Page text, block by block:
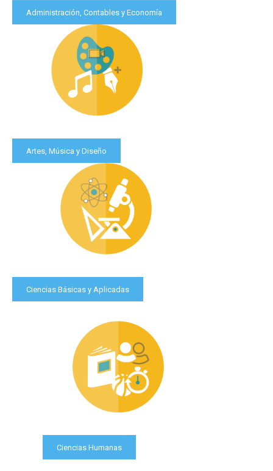
Administración, Contables y Economía
Artes, Música y Diseño
Ciencias Básicas y Aplicadas
Ciencias Humanas